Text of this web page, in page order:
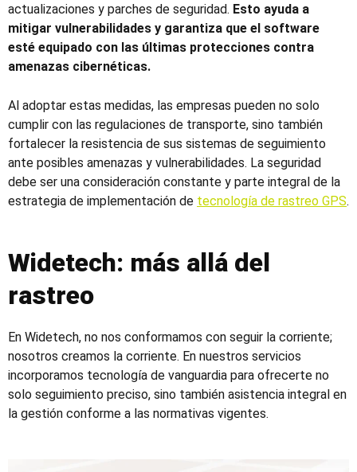
actualizaciones y parches de seguridad. Esto ayuda a
mitigar vulnerabilidades y garantiza que el software
esté equipado con las últimas protecciones contra
amenazas cibernéticas.
Al adoptar estas medidas, las empresas pueden no solo
cumplir con las regulaciones de transporte, sino también
fortalecer la resistencia de sus sistemas de seguimiento
ante posibles amenazas y vulnerabilidades. La seguridad
debe ser una consideración constante y parte integral de la
estrategia de implementación de tecnología de rastreo GPS.
Widetech: más allá del
rastreo
En Widetech, no nos conformamos con seguir la corriente;
nosotros creamos la corriente. En nuestros servicios
incorporamos tecnología de vanguardia para ofrecerte no
solo seguimiento preciso, sino también asistencia integral en
la gestión conforme a las normativas vigentes.